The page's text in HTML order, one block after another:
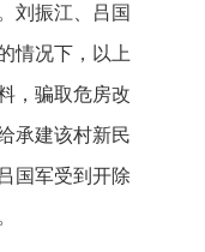
刘振江、吕国
情况下，以上
，骗取危房改
承建该村新民
国军受到开除